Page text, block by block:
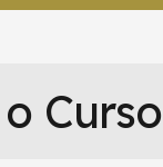
Curso